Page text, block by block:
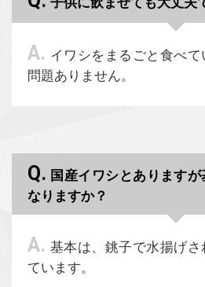
A. イワシをまるごと食べ
問題ありません。
Q. 国産イワシとあります
なりますか？
A. 基本は、銚子で水揚げ
ています。